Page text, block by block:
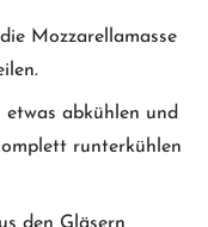
Mozzarellamasse
abkühlen und
runterkühlen
den Gläsern